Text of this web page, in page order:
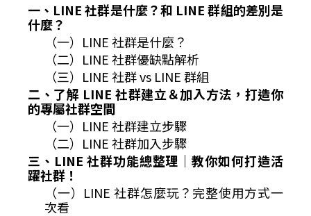
一、LINE 社群是什麼？和 LINE 群組的差別是
什麼？
（一）LINE 社群是什麼？
（二）LINE 社群優缺點解析
（三）LINE 社群 vs LINE 群組
二、了解 LINE 社群建立＆加入方法，打造你
的專屬社群空間
（一）LINE 社群建立步驟
（二）LINE 社群加入步驟
三、LINE 社群功能總整理｜教你如何打造活
躍社群！
（一）LINE 社群怎麼玩？完整使用方式一
次看